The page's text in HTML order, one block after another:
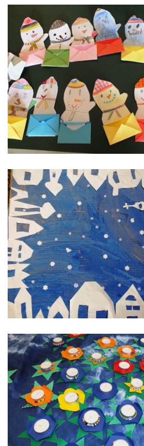
ŠKOLNÍ DRUŽINA
ŠKOLNÍ JÍDELNA
ARCHIV
KROUŽKY
NAŠE ÚSPĚCHY
GDPR
PŘEDŠKOLÁCI
JAK MOTIVOVAT DÍTĚ KE ČTENÍ
REZERVAČNÍ SYSTÉM SPORTOVNÍ HALY
NEPOTŘEBNÝ MAJETEK
NAUČNÁ STEZKA ZBRASLAV
VOLNÁ PRACOVNÍ MÍSTA